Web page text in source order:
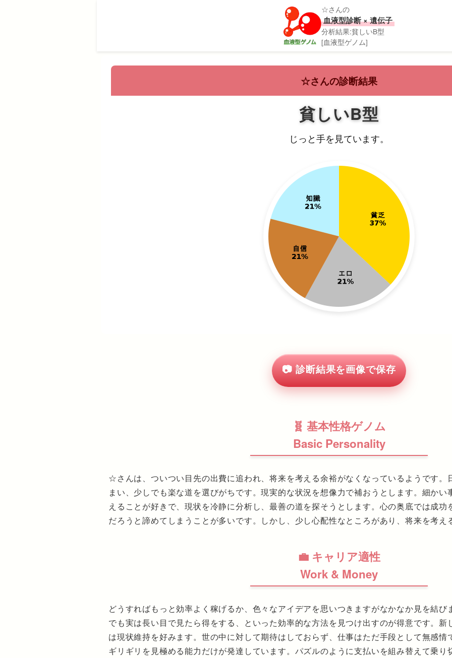
☆さんの
血液型診断 × 遺伝子
分析結果:貧しいB型
[血液型ゲノム]
☆さんの診断結果
貧しいB型
じっと手を見ています。
📷 診断結果を画像で保存
🧬 基本性格ゲノム
Basic Personality
☆さんは、ついつい目先の出費に追われ、将来を考える余裕がなくなっているようです。
まい、少しでも楽な道を選びがちです。現実的な状況を想像力で補おうとします。細か
えることが好きで、現状を冷静に分析し、最善の道を探そうとします。心の奥底では成
だろうと諦めてしまうことが多いです。しかし、少し心配性なところがあり、将来を考
💼 キャリア適性
Work & Money
どうすればもっと効率よく稼げるか、色々なアイデアを思いつきますがなかなか見を結
でも実は長い目で見たら得をする、といった効率的な方法を見つけ出すのが得意です。
は現状維持を好みます。世の中に対して期待はしておらず、仕事はただ手段として無感
ギリギリを見極める能力だけが発達しています。パズルのように支払いを組み替えて乗